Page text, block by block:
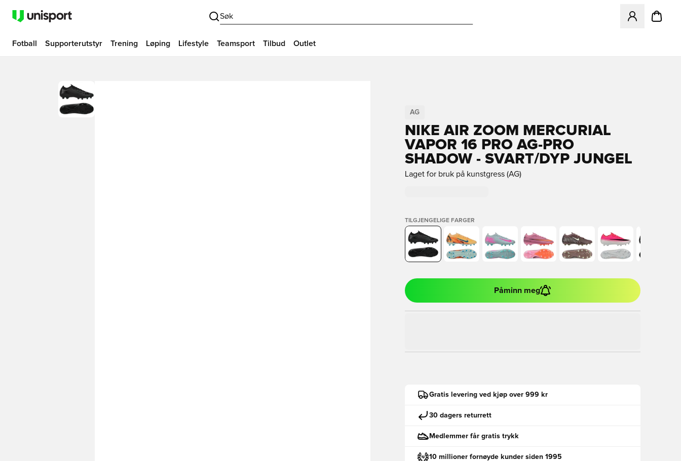
Søk
Åpner en
Fotball Supporterutstyr Trening Løping Lifestyle Teamsport Tilbud Outlet
AG
NIKE AIR ZOOM MERCURIAL
VAPOR 16 PRO AG-PRO
SHADOW - SVART/DYP JUNGEL
Laget for bruk på kunstgress (AG)
TILGJENGELIGE FARGER
Påminn meg
Gratis levering ved kjøp over 999 kr
30 dagers returrett
Medlemmer får gratis trykk
10 millioner fornøyde kunder siden 1995